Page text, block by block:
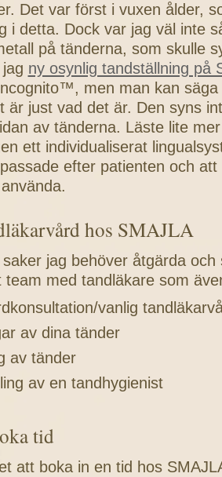
Det var först i vuxen ålder,
i detta. Dock var jag väl inte
på tänderna, som skulle
ny osynlig tandställning på
men man kan säga
är just vad det är. Den syns
av tänderna. Läste lite
ett individualiserat
efter patienten och
hos SMAJLA
jag behöver åtgärda
med tandläkare som
vanlig
av dina tänder
av tänder
av en tandhygienist
tid
att boka in en tid hos